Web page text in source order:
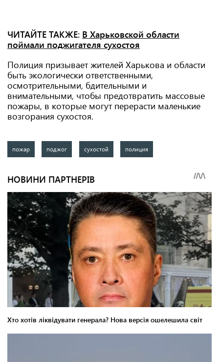
ЧИТАЙТЕ ТАКЖЕ: В Харьковской области
поймали поджигателя сухостоя
Полиция призывает жителей Харькова и области
быть экологически ответственными,
осмотрительными, бдительными и
внимательными, чтобы предотвратить массовые
пожары, в которые могут перерасти маленькие
возгорания сухостоя.
пожар поджог сухостой полиция